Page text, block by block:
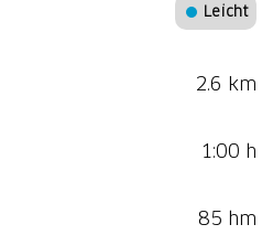
Leicht
2.6 km
1:00 h
85 hm